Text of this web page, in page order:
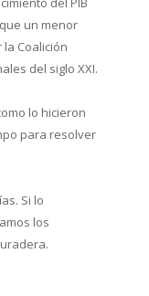
un menor
Coalición
del siglo XXI.
lo hicieron
para resolver
Si lo
los